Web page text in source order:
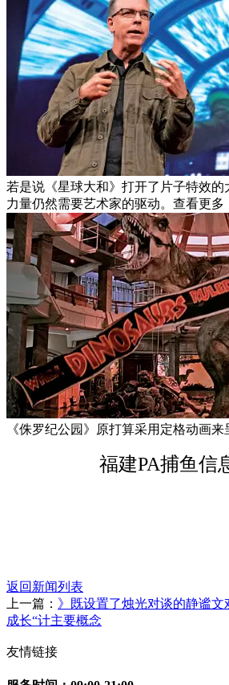
若是说《星球大和》打开了片子特效的
力量仍然需要艺术家的驱动。查看更多
《侏罗纪公园》原打算采用定格动画来
福建PA捕鱼信
返回新闻列表
上一篇： 》既设置了烛光对谈的静谧文
成长“计主要概念
友情链接